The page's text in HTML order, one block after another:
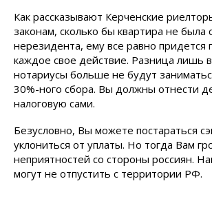
Как рассказывают Керченские
законам, сколько бы квартира не была
нерезидента, ему все равно придется
каждое свое действие. Разница лишь
нотариусы больше не будут
30%-ного сбора. Вы должны отнести
налоговую сами.
Безусловно, Вы можете постараться
уклониться от уплаты. Но тогда Вам
неприятностей со стороны россиян.
могут не отпустить с территории РФ.